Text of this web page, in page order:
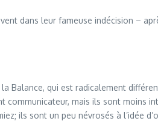
dans leur fameuse indécision –
Balance, qui est radicalement
communicateur, mais ils sont moins
ils sont un peu névrosés à l’idée